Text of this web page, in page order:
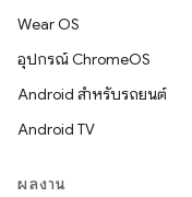
Wear OS
อุปกรณ์ ChromeOS
Android สำหรับรถยนต์
Android TV
ผลงาน